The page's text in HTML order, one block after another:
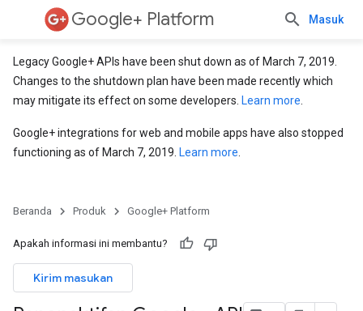
Google+ Platform Masuk
Legacy Google+ APIs have been shut down as of March 7, 2019.
Changes to the shutdown plan have been made recently which
may mitigate its effect on some developers. Learn more
Google+ integrations for web and mobile apps have also stopped
functioning as of March 7, 2019. Learn more
Beranda Produk Google+ Platform
Apakah informasi ini membantu?
Kirim masukan